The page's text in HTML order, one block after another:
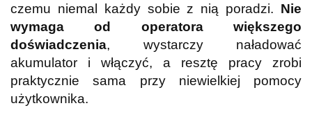
czemu niemal każdy sobie z nią poradzi. Nie
wymaga od operatora większego
doświadczenia, wystarczy naładować
akumulator i włączyć, a resztę pracy zrobi
praktycznie sama przy niewielkiej pomocy
użytkownika.